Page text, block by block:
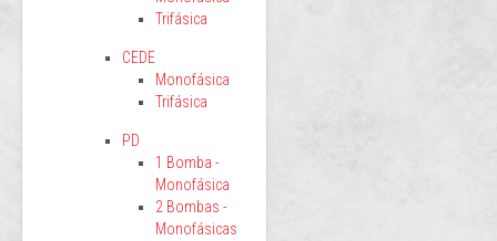
Trifásica
CEDE
Monofásica
Trifásica
PD
1 Bomba -
Monofásica
2 Bombas -
Monofásicas